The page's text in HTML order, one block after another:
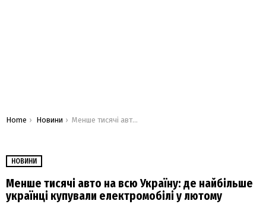
You are here:
Home Новини Менше тисячі авто на всю Україну: де найбільше українці купували електромобілі у лютому
НОВИНИ
Менше тисячі авто на всю Україну: де найбільше
українці купували електромобілі у лютому